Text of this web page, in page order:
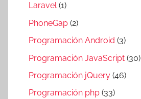
Laravel(1)
PhoneGap (2)
Programación Android (3)
Programación JavaScript (30)
Programación jQuery (46)
Programación php (33)